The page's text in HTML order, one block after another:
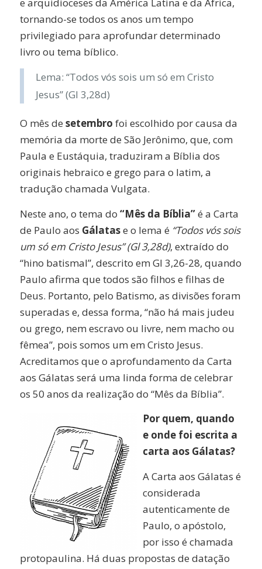
tornando-se todos os anos um tempo
privilegiado para aprofundar determinado
livro ou tema bíblico.
Lema: “Todos vós sois um só em Cristo
Jesus” (Gl 3,28d)
O mês de setembro foi escolhido por causa da
memória da morte de São Jerônimo, que, com
Paula e Eustáquia, traduziram a Bíblia dos
originais hebraico e grego para o latim, a
tradução chamada Vulgata.
Neste ano, o tema do “Mês da Bíblia”é a Carta
de Paulo aos Gálatase o lema é “Todos vós sois
um só em Cristo Jesus” (Gl 3,28d), extraído do
“hino batismal”, descrito em Gl 3,26-28, quando
Paulo afirma que todos são filhos e filhas de
Deus. Portanto, pelo Batismo, as divisões foram
superadas e, dessa forma, “não há mais judeu
ou grego, nem escravo ou livre, nem macho ou
fêmea”, pois somos um em Cristo Jesus.
Acreditamos que o aprofundamento da Carta
aos Gálatas será uma linda forma de celebrar
os 50 anos da realização do “Mês da Bíblia”.
Por quem, quando
e onde foi escrita a
carta aos Gálatas?
A Carta aos Gálatas é
considerada
autenticamente de
Paulo, o apóstolo,
por isso é chamada
protopaulina. Há duas propostas de datação